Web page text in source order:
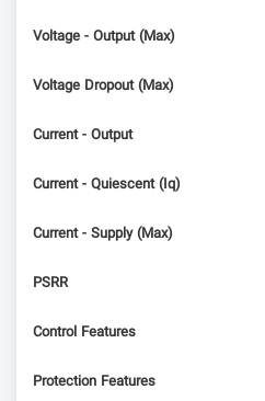
Voltage - Output (Max)
Voltage Dropout (Max)
Current - Output
Current - Quiescent (Iq)
Current - Supply (Max)
PSRR
Control Features
Protection Features